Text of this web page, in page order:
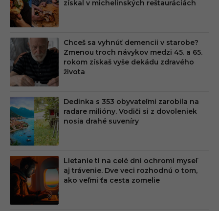
M
získal v michelinských reštauráciách
Chceš sa vyhnúť demencii v starobe?
Zmenou troch návykov medzi 45. a 65.
rokom získaš vyše dekádu zdravého
života
Dedinka s 353 obyvateľmi zarobila na
radare milióny. Vodiči si z dovoleniek
nosia drahé suveníry
Lietanie ti na celé dni ochromí myseľ
aj trávenie. Dve veci rozhodnú o tom,
ako veľmi ťa cesta zomelie